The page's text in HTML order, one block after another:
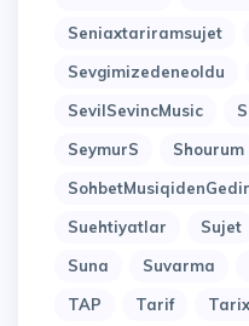
Seniaxtariramsujet
Sevgimizedeneoldu
SevilSevincMusic
SeymurS
Shourum
SohbetMusiqidenGedir
Suehtiyatlar
Sujet
Suna
Suvarma
TAP
Tarif Tarix